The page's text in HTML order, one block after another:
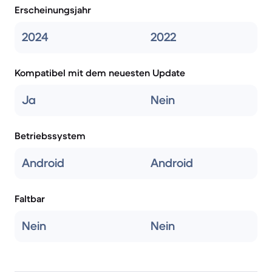
Erscheinungsjahr
2024 2022
Kompatibel mit dem neuesten Update
Ja Nein
Betriebssystem
Android Android
Faltbar
Nein Nein